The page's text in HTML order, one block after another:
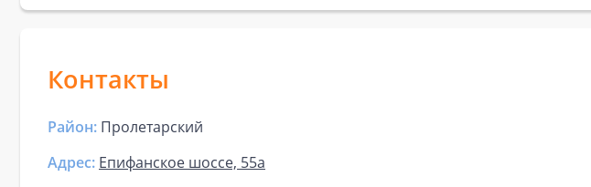
Контакты
Район: Пролетарский
Адрес: Епифанское шоссе, 55а